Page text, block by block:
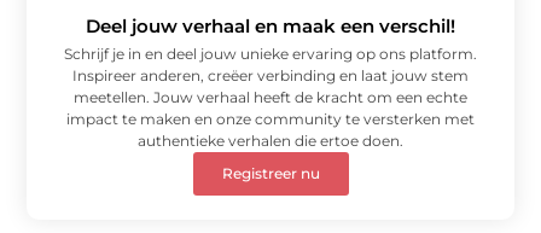
Deel jouw verhaal en maak een verschil!
Schrijf je in en deel jouw unieke ervaring op ons platform.
Inspireer anderen, creëer verbinding en laat jouw stem
meetellen. Jouw verhaal heeft de kracht om een echte
impact te maken en onze community te versterken met
authentieke verhalen die ertoe doen.
Registreer nu